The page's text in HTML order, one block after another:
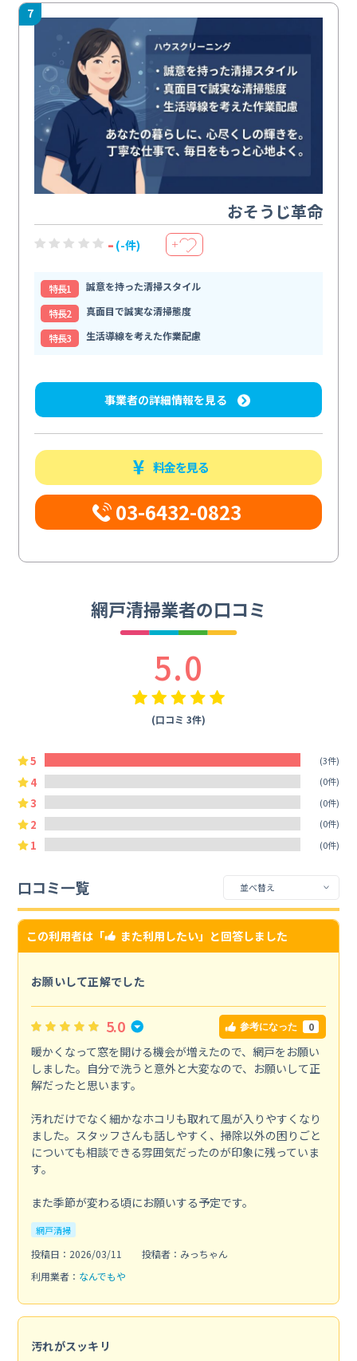
7
おそうじ革命
- (-件) ＋
特⻑1
誠意を持った清掃スタイル
特⻑2
真面目で誠実な清掃態度
特⻑3
生活導線を考えた作業配慮
事業者の詳細情報を見る
料金を見る
03-6432-0823
網戸清掃業者の口コミ
5.0
(口コミ 3件)
5 (3件)
4 (0件)
3 (0件)
2 (0件)
1 (0件)
口コミ一覧
この利用者は「 また利用したい」と回答しました
お願いして正解でした
5.0 参考になった 0
暖かくなって窓を開ける機会が増えたので、網戸をお願い
しました。自分で洗うと意外と大変なので、お願いして正
解だったと思います。
汚れだけでなく細かなホコリも取れて風が入りやすくなり
ました。スタッフさんも話しやすく、掃除以外の困りごと
についても相談できる雰囲気だったのが印象に残っていま
す。
また季節が変わる頃にお願いする予定です。
網戸清掃
投稿日：2026/03/11
投稿者：みっちゃん
利用業者： なんでもや
汚れがスッキリ